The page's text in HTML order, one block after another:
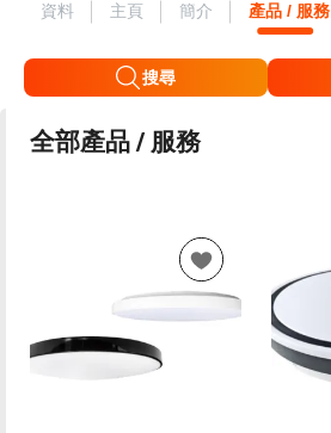
資料 主頁 簡介 產品 / 服務
搜尋
全部產品 / 服務